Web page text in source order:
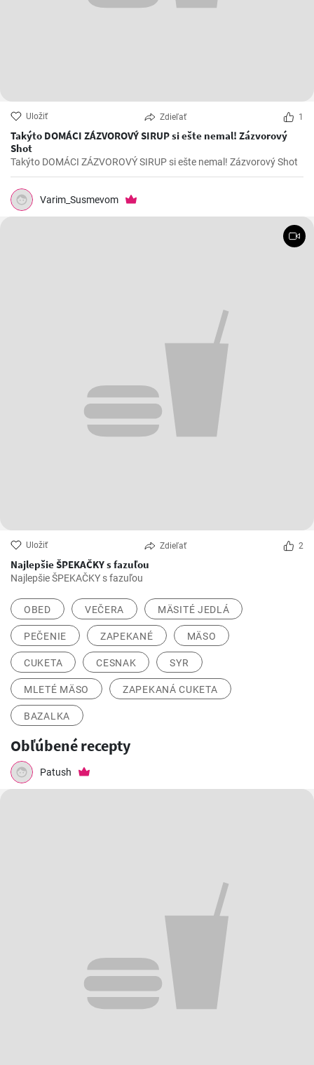
Uložiť Zdieľať 1
Takýto DOMÁCI ZÁZVOROVÝ SIRUP si ešte nemal! Zázvorový
Shot
Takýto DOMÁCI ZÁZVOROVÝ SIRUP si ešte nemal! Zázvorový Shot
Varim_Susmevom
Uložiť Zdieľať 2
Najlepšie ŠPEKAČKY s fazuľou
Najlepšie ŠPEKAČKY s fazuľou
OBED VEČERA MÄSITÉ JEDLÁ
PEČENIE ZAPEKANÉ MÄSO
CUKETA CESNAK SYR
MLETÉ MÄSO ZAPEKANÁ CUKETA
BAZALKA
Obľúbené recepty
Patush